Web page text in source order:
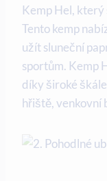
Kemp Hel, který
Tento kemp
užít sluneční
sportům. Kemp
díky široké
hřiště, venkovní